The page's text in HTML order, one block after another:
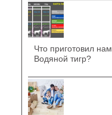
Что приготовил нам
Водяной тигр?